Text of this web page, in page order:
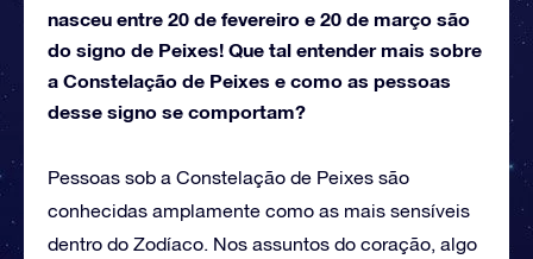
nasceu entre 20 de fevereiro e 20 de março são
do signo de Peixes! Que tal entender mais sobre
a Constelação de Peixes e como as pessoas
desse signo se comportam?
Pessoas sob a Constelação de Peixes são
conhecidas amplamente como as mais sensíveis
dentro do Zodíaco. Nos assuntos do coração, algo